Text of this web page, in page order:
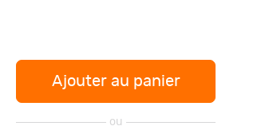
Ajouter au panier
ou